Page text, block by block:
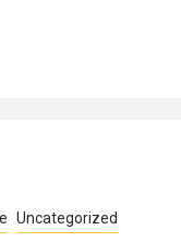
Uncategorized